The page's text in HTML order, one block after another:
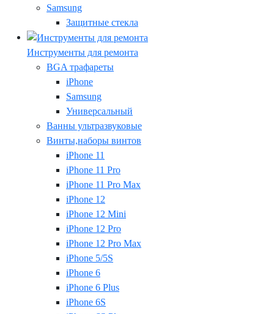
Samsung
Защитные стекла
Инструменты для ремонта
BGA трафареты
iPhone
Samsung
Универсальный
Ванны ультразвуковые
Винты,наборы винтов
iPhone 11
iPhone 11 Pro
iPhone 11 Pro Max
iPhone 12
iPhone 12 Mini
iPhone 12 Pro
iPhone 12 Pro Max
iPhone 5/5S
iPhone 6
iPhone 6 Plus
iPhone 6S